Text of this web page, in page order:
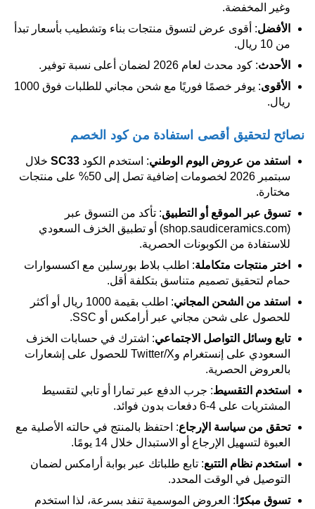
وغير المخفضة.
الأفضل: أقوى عرض لتسوق منتجات بناء وتشطيب بأسعار تبدأ
من 10 ريال.
الأحدث: كود محدث لعام 2026 لضمان أعلى نسبة توفير.
الأقوى
: يوفر خصمًا فوريًا مع شحن مجاني للطلبات فوق 1000
ريال.
نصائح لتحقيق أقصى استفادة من كود الخصم
استفد من عروض اليوم الوطني: استخدم الكود SC33 خلال
سبتمبر 2026 لخصومات إضافية تصل إلى 50% على منتجات
مختارة.
تسوق عبر الموقع أو التطبيق: تأكد من التسوق عبر
(shop.saudiceramics.com) أو تطبيق الخزف السعودي
للاستفادة من الكوبونات الحصرية.
اختر منتجات متكاملة: اطلب بلاط بورسلين مع اكسسوارات
حمام لتحقيق تصميم متناسق بتكلفة أقل.
استفد من الشحن المجاني
: اطلب بقيمة 1000 ريال أو أكثر
للحصول على شحن مجاني عبر أرامكس أو SSC.
تابع وسائل التواصل الاجتماعي: اشترك في حسابات الخزف
السعودي على إنستغرام وTwitter/X للحصول على إشعارات
بالعروض الحصرية.
استخدم التقسيط: جرب الدفع عبر تمارا أو تابي لتقسيط
المشتريات على 4-6 دفعات بدون فوائد.
تحقق من سياسة الإرجاع: احتفظ بالمنتج في حالته الأصلية مع
العبوة لتسهيل الإرجاع أو الاستبدال خلال 14 يومًا.
استخدم نظام التتبع: تابع طلباتك عبر بوابة أرامكس لضمان
التوصيل في الوقت المحدد.
تسوق مبكرًا : العروض الموسمية تنفد بسرعة، لذا استخدم